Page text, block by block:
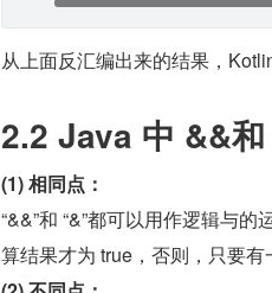
从上面反汇编出来的结果，
2.2 Java 中 &&
(1) 相同点：
“&&”和 “&”都可以用作逻辑与
算结果才为 true，否则，只要有